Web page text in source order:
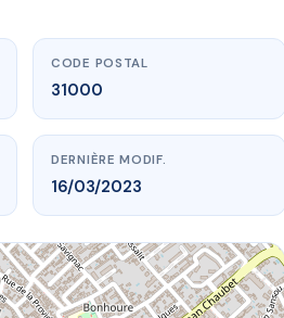
CODE POSTAL
31000
DERNIÈRE MODIF.
16/03/2023